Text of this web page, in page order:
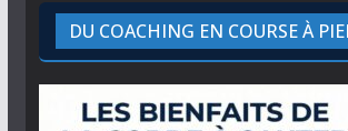
DU COACHING EN COURSE À